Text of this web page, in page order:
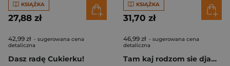
KSIĄŻKA
27,88 zł
42,99 zł - sugerowana cena
detaliczna
Dasz radę Cukierku!
KSIĄŻKA
31,70 zł
46,99 zł - sugerowana cena
detaliczna
Tam kaj rodzom sie djamynty Wtore łopowieści niysamowite niy ino dlo bajtli